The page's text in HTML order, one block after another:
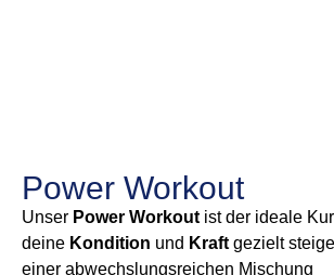
Power Workout
Unser Power Workout ist der ideale
deine Kondition und Kraft gezielt
einer abwechslungsreichen Mischung